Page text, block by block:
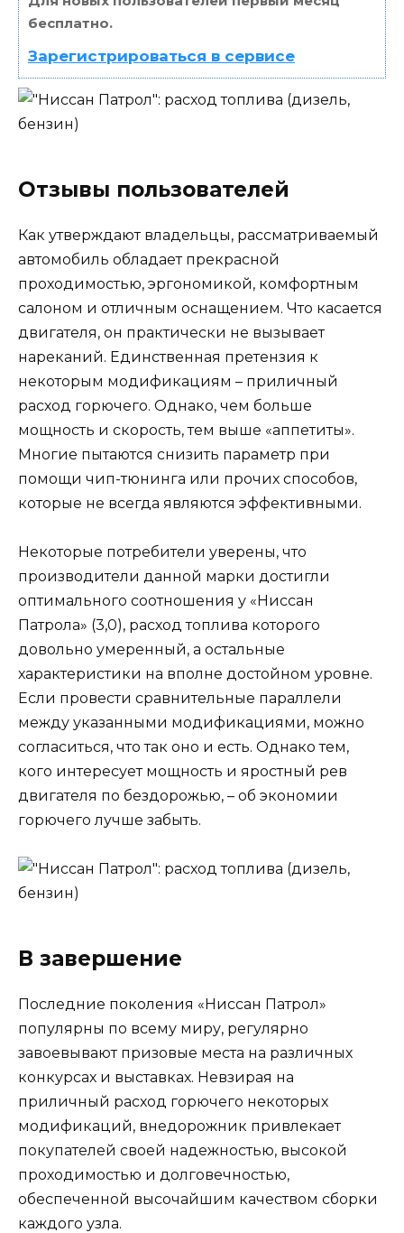
бесплатно.
Зарегистрироваться в сервисе
Отзывы пользователей
Как утверждают владельцы, рассматриваемый
автомобиль обладает прекрасной
проходимостью, эргономикой, комфортным
салоном и отличным оснащением. Что касается
двигателя, он практически не вызывает
нареканий. Единственная претензия к
некоторым модификациям – приличный
расход горючего. Однако, чем больше
мощность и скорость, тем выше «аппетиты».
Многие пытаются снизить параметр при
помощи чип-тюнинга или прочих способов,
которые не всегда являются эффективными.
Некоторые потребители уверены, что
производители данной марки достигли
оптимального соотношения у «Ниссан
Патрола» (3,0), расход топлива которого
довольно умеренный, а остальные
характеристики на вполне достойном уровне.
Если провести сравнительные параллели
между указанными модификациями, можно
согласиться, что так оно и есть. Однако тем,
кого интересует мощность и яростный рев
двигателя по бездорожью, – об экономии
горючего лучше забыть.
В завершение
Последние поколения «Ниссан Патрол»
популярны по всему миру, регулярно
завоевывают призовые места на различных
конкурсах и выставках. Невзирая на
приличный расход горючего некоторых
модификаций, внедорожник привлекает
покупателей своей надежностью, высокой
проходимостью и долговечностью,
обеспеченной высочайшим качеством сборки
каждого узла.